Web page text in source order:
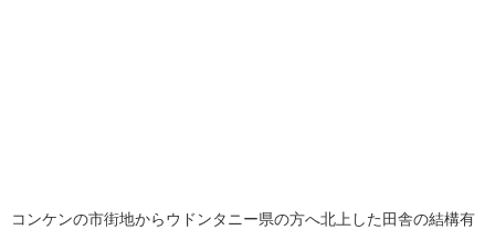
コンケンの市街地からウドンタニー県の方へ北上した田舎の結構有